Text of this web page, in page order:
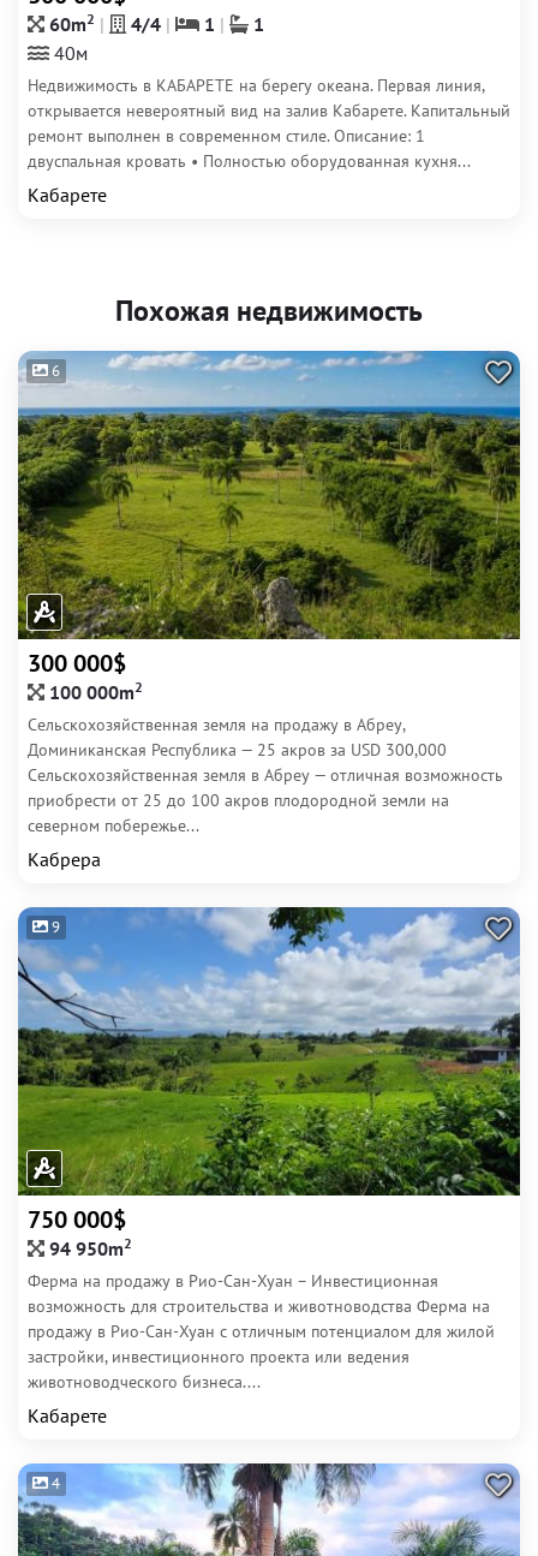
60m2 4/4 1
1
40м
Недвижимость в КАБАРЕТЕ на берегу океана. Первая линия,
открывается невероятный вид на залив Кабарете. Капитальный
ремонт выполнен в современном стиле. Описание: 1
двуспальная кровать • Полностью оборудованная кухня...
Кабарете
Похожая недвижимость
6
300 000$
100 000m2
Сельскохозяйственная земля на продажу в Абреу,
Доминиканская Республика — 25 акров за USD 300,000
Сельскохозяйственная земля в Абреу — отличная возможность
приобрести от 25 до 100 акров плодородной земли на
северном побережье...
Кабрера
9
750 000$
94 950m2
Ферма на продажу в Рио-Сан-Хуан – Инвестиционная
возможность для строительства и животноводства Ферма на
продажу в Рио-Сан-Хуан с отличным потенциалом для жилой
застройки, инвестиционного проекта или ведения
животноводческого бизнеса....
Кабарете
4